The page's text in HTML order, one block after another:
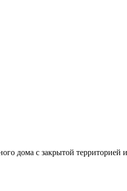
дома с закрытой территорией